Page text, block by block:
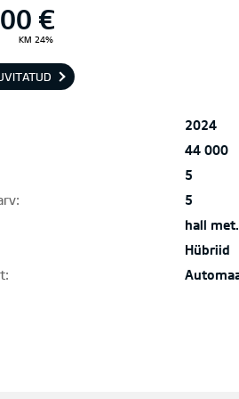
€
KM 24%
2024
44 000
5
5
hall met.
Hübriid